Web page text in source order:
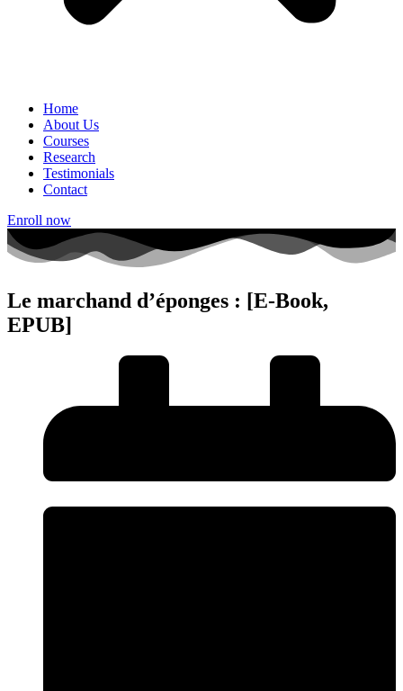
Home
About Us
Courses
Research
Testimonials
Contact
Enroll now
Le marchand d’éponges : [E-Book,
EPUB]